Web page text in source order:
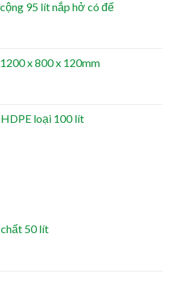
95 lít nắp hở có đế
x 800 x 120mm
loại 100 lít
50 lít